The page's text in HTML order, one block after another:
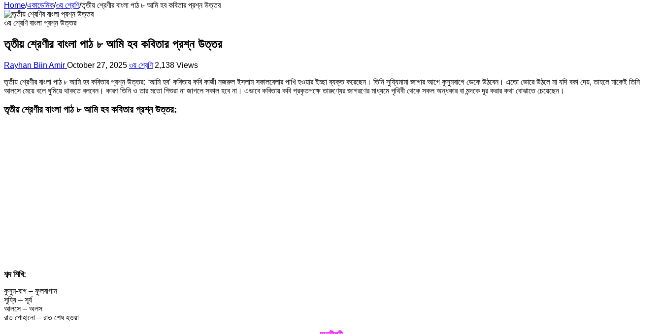
Home/একাডেমিক/৩য় শ্রেণি/তৃতীয় শ্রেণীর বাংলা পাঠ ৮ আমি হব কবিতার প্রশ্ন উত্তর
৩য় শ্রেণি বাংলা প্রশ্ন উত্তর
তৃতীয় শ্রেণীর বাংলা পাঠ ৮ আমি হব কবিতার প্রশ্ন উত্তর
Rayhan Biin Amir October 27, 2025 ৩য় শ্রেণি 2,138 Views
তৃতীয় শ্রেণীর বাংলা পাঠ ৮ আমি হব কবিতার প্রশ্ন উত্তর: ‘আমি হব’ কবিতায় কবি কাজী নজরুল ইসলাম সকালবেলার পাখি হওয়ার ইচ্ছা ব্যক্ত করেছেন। তিনি সুয্যিমামা জাগার আগে কুসুমবাগে ডেকে উঠবেন। এতো ভোরে উঠলে মা যদি বকা দেয়, তাহলে মাকেই তিনি
আলসে মেয়ে বলে ঘুমিয়ে থাকতে বলবেন। কারণ তিনি ও তার মতো শিশুরা না জাগলে সকাল হবে না। এভাবে কবিতায় কবি প্রকৃতপক্ষে তারুণ্যের জাগরণের মাধ্যমে পৃথিবী থেকে সকল অন্ধকার বা মন্দকে দূর করার কথা বোঝাতে চেয়েছেন।
তৃতীয় শ্রেণীর বাংলা পাঠ ৮ আমি হব কবিতার প্রশ্ন উত্তর:
শব্দ শিখি:
কুসুম-বাগ – ফুলবাগান
সুয্যি – সূর্য
আলসে – অলস
রাত পোহানো – রাত শেষ হওয়া